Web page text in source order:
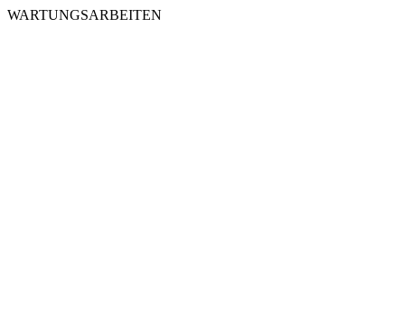
WARTUNGSARBEITEN